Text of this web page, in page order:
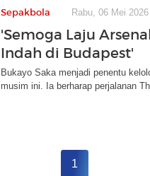
Sepakbola Rabu, 06 Mei
'Semoga Laju
Indah di Budapest'
Bukayo Saka menjadi penentu
musim ini. Ia berharap perjalanan
1